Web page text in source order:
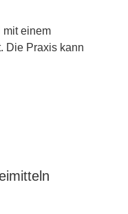
mit einem
Die Praxis kann